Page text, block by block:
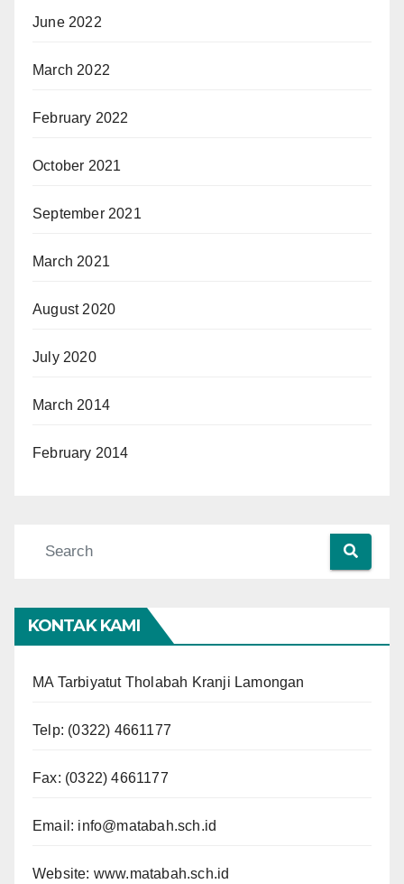
June 2022
March 2022
February 2022
October 2021
September 2021
March 2021
August 2020
July 2020
March 2014
February 2014
KONTAK KAMI
MA Tarbiyatut Tholabah Kranji Lamongan
Telp: (0322) 4661177
Fax: (0322) 4661177
Email: info@matabah.sch.id
Website: www.matabah.sch.id